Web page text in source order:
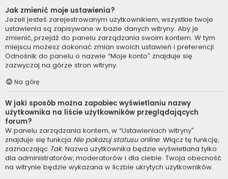
Jak zmienić moje ustawienia?
Jeżeli jesteś zarejestrowanym użytkownikiem, wszystkie twoje
ustawienia są zapisywane w bazie danych witryny. Aby je
zmienić, przejdź do panelu zarządzania swoim kontem. W tym
miejscu możesz dokonać zmian swoich ustawień i preferencji.
Odnośnik do panelu o nazwie “Moje konto” znajduje się
zazwyczaj na górze stron witryny.
Na górę
W jaki sposób można zapobiec wyświetlaniu nazwy
użytkownika na liście użytkowników przeglądających
forum?
W panelu zarządzania kontem, w “Ustawieniach witryny”
znajduje się funkcja Nie pokazuj statusu online. Włącz tę funkcję,
zaznaczając Tak. Nazwa użytkownika będzie wyświetlana tylko
dla administratorów, moderatorów i dla ciebie. Twoja obecność
na witrynie będzie wykazana w liczbie ukrytych użytkowników.